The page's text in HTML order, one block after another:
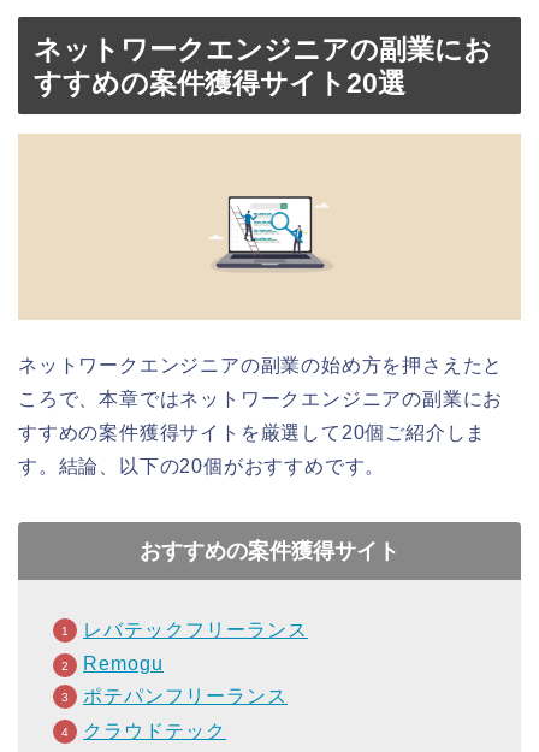
ネットワークエンジニアの副業にお
すすめの案件獲得サイト20選
ネットワークエンジニアの副業の始め方を押さえたと
ころで、本章ではネットワークエンジニアの副業にお
すすめの案件獲得サイトを厳選して20個ご紹介しま
す。結論、以下の20個がおすすめです。
おすすめの案件獲得サイト
レバテックフリーランス
Remogu
ポテパンフリーランス
クラウドテック